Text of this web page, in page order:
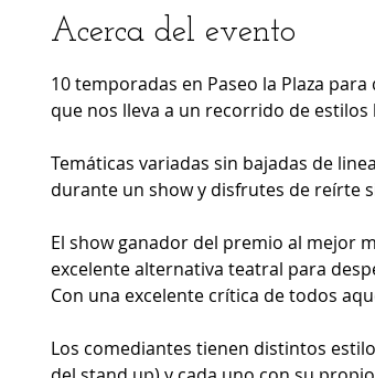
Acerca del evento
10 temporadas en Paseo la Plaza
que nos lleva a un recorrido de
Temáticas variadas sin bajadas de
durante un show y disfrutes de reírte
El show ganador del premio al mejor
excelente alternativa teatral para
Con una excelente crítica de todos
Los comediantes tienen distintos